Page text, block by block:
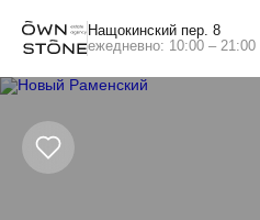
Нащокинский пер. 8
ежедневно: 10:00 – 21:00